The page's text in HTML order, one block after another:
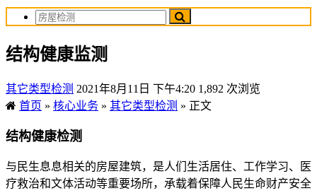
结构健康监测
其它类型检测 2021年8月11日 下午4:20 1,892 次浏览
首页 » 核心业务 » 其它类型检测 » 正文
结构健康检测
与民生息息相关的房屋建筑，是人们生活居住、工作学习、医
疗救治和文体活动等重要场所，承载着保障人民生命财产安全